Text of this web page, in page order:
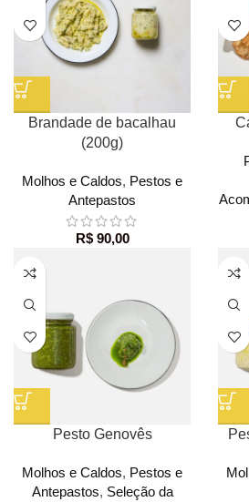
Brandade de bacalhau
(200g)
Molhos e Caldos, Pestos e
Antepastos
R$90,00
Pesto Genovês
Molhos e Caldos, Pestos e
Antepastos, Seleção da